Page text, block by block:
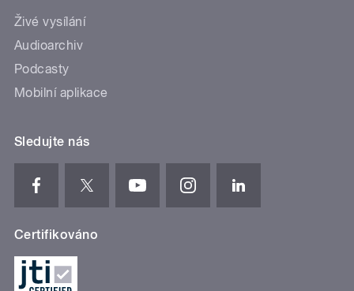
Živé vysílání
Audioarchiv
Podcasty
Mobilní aplikace
Sledujte nás
Certifikováno